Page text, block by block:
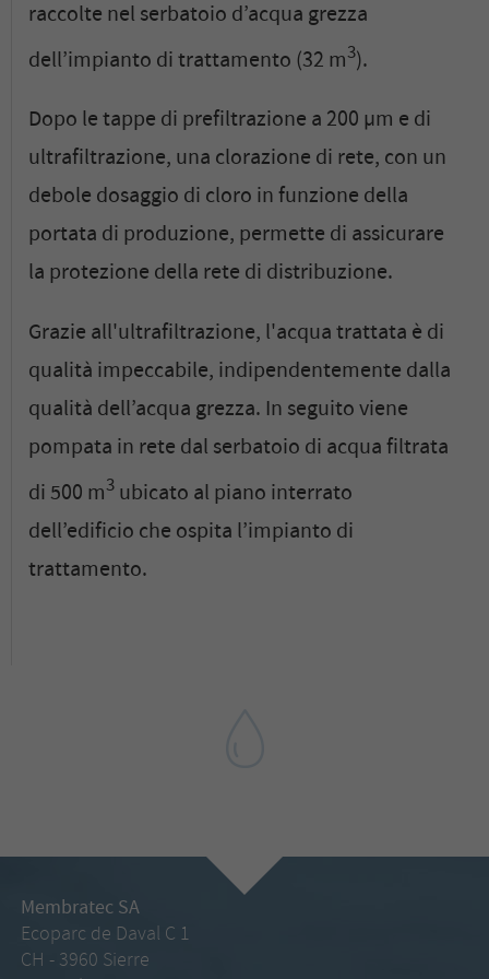
raccolte nel serbatoio d’acqua grezza
dell’impianto di trattamento (32 m3).
Dopo le tappe di prefiltrazione a 200 µm e di
ultrafiltrazione, una clorazione di rete, con un
debole dosaggio di cloro in funzione della
portata di produzione, permette di assicurare
la protezione della rete di distribuzione.
Grazie all'ultrafiltrazione, l'acqua trattata è di
qualità impeccabile, indipendentemente dalla
qualità dell’acqua grezza. In seguito viene
pompata in rete dal serbatoio di acqua filtrata
di 500 m3 ubicato al piano interrato
dell’edificio che ospita l’impianto di
trattamento.
Membratec SA
Ecoparc de Daval C 1
CH - 3960 Sierre